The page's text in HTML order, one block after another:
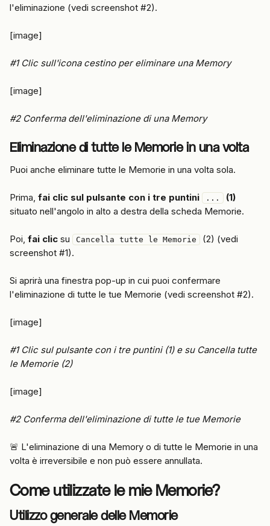
l'eliminazione (vedi screenshot #2).
[image]
#1 Clic sull'icona cestino per eliminare una Memory
[image]
#2 Conferma dell'eliminazione di una Memory
Eliminazione di tutte le Memorie in una volta
Puoi anche eliminare tutte le Memorie in una volta sola.
Prima, fai clic sul pulsante con i tre puntini ...
(1)
situato nell'angolo in alto a destra della scheda Memorie.
Poi, fai clic su Cancella tutte le Memorie
(2) (vedi
screenshot #1).
Si aprirà una finestra pop-up in cui puoi confermare
l'eliminazione di tutte le tue Memorie (vedi screenshot #2).
[image]
#1 Clic sul pulsante con i tre puntini (1) e su Cancella tutte
le Memorie (2)
[image]
#2 Conferma dell'eliminazione di tutte le tue Memorie
🚨 L'eliminazione di una Memory o di tutte le Memorie in una
volta è irreversibile e non può essere annullata.
Come utilizzate le mie Memorie?
Utilizzo generale delle Memorie